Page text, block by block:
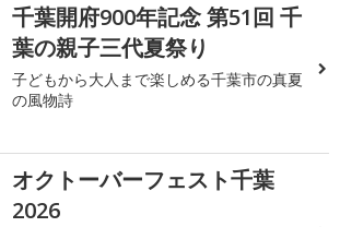
千葉開府900年記念 第51回 千
葉の親子三代夏祭り
子どもから大人まで楽しめる千葉市の真夏
の風物詩
オクトーバーフェスト千葉
2026